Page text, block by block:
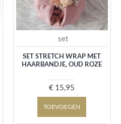
set
SET STRETCH WRAP MET
HAARBANDJE, OUD ROZE
€ 15,95
TOEVOEGEN